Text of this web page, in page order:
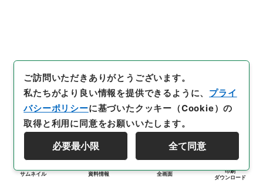
サムネイル 資料情報 全画面
印刷
ダウンロード
ご訪問いただきありがとうございます。
私たちがより良い情報を提供できるように、 プライ
バシーポリシーに基づいたクッキー（Cookie）の
取得と利用に同意をお願いいたします。
必要最小限 全て同意